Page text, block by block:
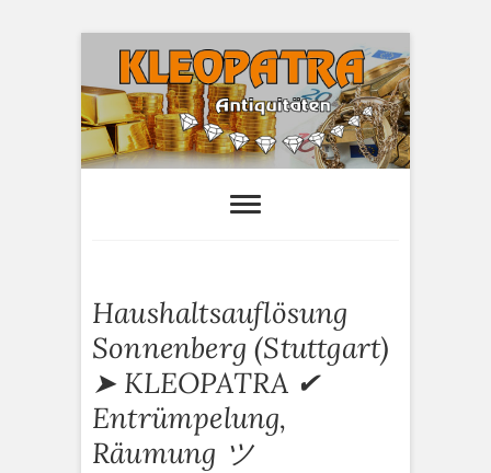
i
p
o
Kleopatra-
Antiquitäten
HAUSHALTSAUFLÖSUNGEN,
Haushaltsauflösung
Sonnenberg (Stuttgart)
➤ KLEOPATRA ✔
Entrümpelung,
Räumung ツ